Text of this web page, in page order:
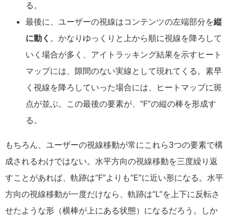
る。
最後に、ユーザーの視線はコンテンツの左端部分を縦
に動く 。かなりゆっくりと上から順に視線を降ろして
いく場合が多く、アイトラッキング結果を示すヒート
マップには、隙間のない実線として現れてくる。素早
く視線を降ろしていった場合には、ヒートマップに斑
点が並ぶ。この最後の要素が、“F”の縦の棒を形成す
る。
もちろん、ユーザーの視線移動が常にこれら3つの要素で構
成されるわけではない。水平方向の視線移動を三度繰り返
すことがあれば、軌跡は“F”よりも“E”に近い形になる。水平
方向の視線移動が一度だけなら、軌跡は“L”を上下に反転さ
せたような形（横棒が上にある状態）になるだろう。しか